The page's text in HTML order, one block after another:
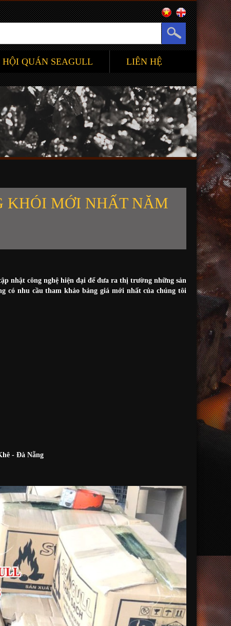
HỘI QUÁN SEAGULL LIÊN HỆ
KHÓI MỚI NHẤT NĂM
nhật công nghệ hiện đại để đưa ra thị trường những sản
có nhu cầu tham khảo bảng giá mới nhất của chúng tôi
- Đà Nẵng